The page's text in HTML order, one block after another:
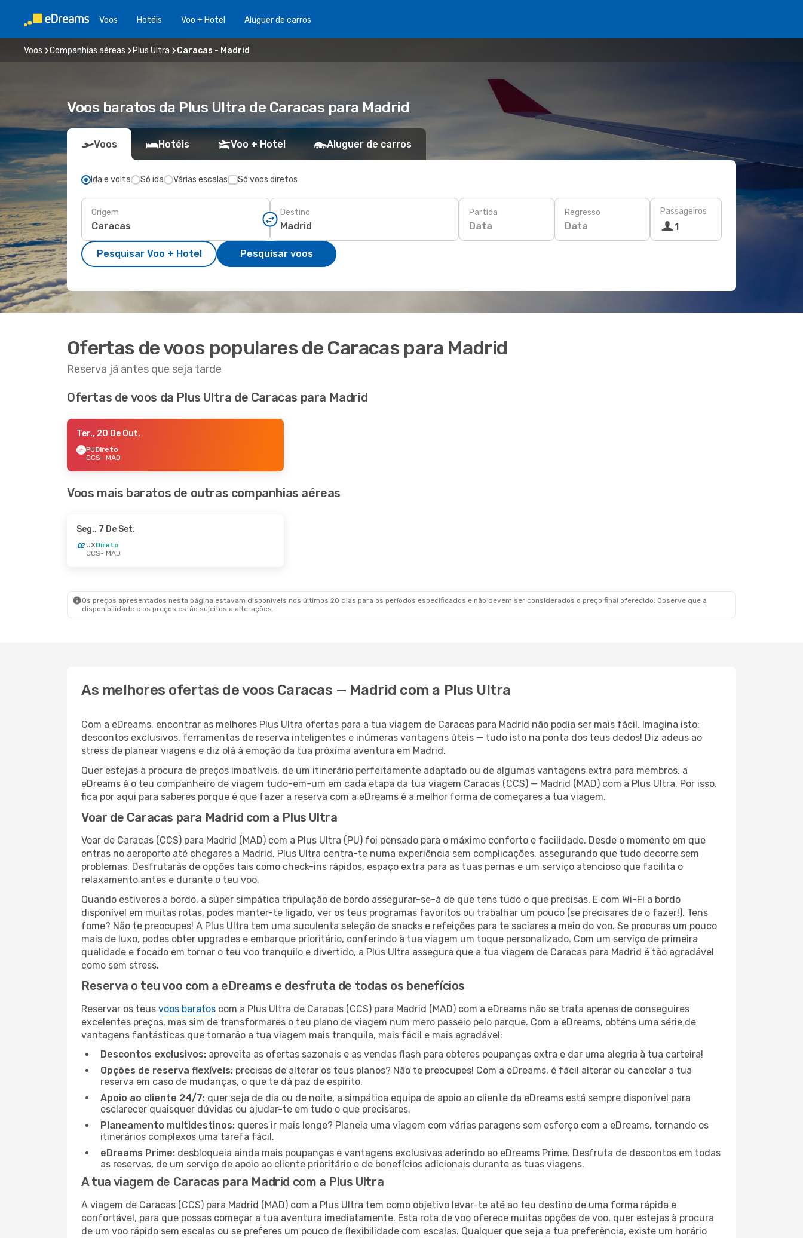
Voos Hotéis Voo + Hotel Aluguer de carros
Voos Companhias aéreas Plus Ultra Caracas - Madrid
Voos baratos da Plus Ultra de Caracas para Madrid
Voos Hotéis Voo + Hotel Aluguer de carros
Ida e volta Só ida Várias escalas Só voos diretos
Origem Destino Partida
Data
Regresso
Data
Passageiros
1
Pesquisar Voo + Hotel Pesquisar voos
Ofertas de voos populares de Caracas para Madrid
Reserva já antes que seja tarde
Ofertas de voos da Plus Ultra de Caracas para Madrid
Ter., 20 De Out.
PUDireto
CCS- MAD
Voos mais baratos de outras companhias aéreas
Seg., 7 De Set.
UXDireto
CCS- MAD
Os preços apresentados nesta página estavam disponíveis nos últimos 20 dias para os períodos especificados e não devem ser considerados o preço final oferecido. Observe que a
disponibilidade e os preços estão sujeitos a alterações.
As melhores ofertas de voos Caracas — Madrid com a Plus Ultra
Com a eDreams, encontrar as melhores Plus Ultra ofertas para a tua viagem de Caracas para Madrid não podia ser mais fácil. Imagina isto:
descontos exclusivos, ferramentas de reserva inteligentes e inúmeras vantagens úteis — tudo isto na ponta dos teus dedos! Diz adeus ao
stress de planear viagens e diz olá à emoção da tua próxima aventura em Madrid.
Quer estejas à procura de preços imbatíveis, de um itinerário perfeitamente adaptado ou de algumas vantagens extra para membros, a
eDreams é o teu companheiro de viagem tudo-em-um em cada etapa da tua viagem Caracas (CCS) — Madrid (MAD) com a Plus Ultra. Por isso,
fica por aqui para saberes porque é que fazer a reserva com a eDreams é a melhor forma de começares a tua viagem.
Voar de Caracas para Madrid com a Plus Ultra
Voar de Caracas (CCS) para Madrid (MAD) com a Plus Ultra (PU) foi pensado para o máximo conforto e facilidade. Desde o momento em que
entras no aeroporto até chegares a Madrid, Plus Ultra centra-te numa experiência sem complicações, assegurando que tudo decorre sem
problemas. Desfrutarás de opções tais como check-ins rápidos, espaço extra para as tuas pernas e um serviço atencioso que facilita o
relaxamento antes e durante o teu voo.
Quando estiveres a bordo, a súper simpática tripulação de bordo assegurar-se-á de que tens tudo o que precisas. E com Wi-Fi a bordo
disponível em muitas rotas, podes manter-te ligado, ver os teus programas favoritos ou trabalhar um pouco (se precisares de o fazer!). Tens
fome? Não te preocupes! A Plus Ultra tem uma suculenta seleção de snacks e refeições para te saciares a meio do voo. Se procuras um pouco
mais de luxo, podes obter upgrades e embarque prioritário, conferindo à tua viagem um toque personalizado. Com um serviço de primeira
qualidade e focado em tornar o teu voo tranquilo e divertido, a Plus Ultra assegura que a tua viagem de Caracas para Madrid é tão agradável
como sem stress.
Reserva o teu voo com a eDreams e desfruta de todas os benefícios
Reservar os teus voos baratos com a Plus Ultra de Caracas (CCS) para Madrid (MAD) com a eDreams não se trata apenas de conseguires
excelentes preços, mas sim de transformares o teu plano de viagem num mero passeio pelo parque. Com a eDreams, obténs uma série de
vantagens fantásticas que tornarão a tua viagem mais tranquila, mais fácil e mais agradável:
Descontos exclusivos: aproveita as ofertas sazonais e as vendas flash para obteres poupanças extra e dar uma alegria à tua carteira!
Opções de reserva flexíveis: precisas de alterar os teus planos? Não te preocupes! Com a eDreams, é fácil alterar ou cancelar a tua
reserva em caso de mudanças, o que te dá paz de espírito.
Apoio ao cliente 24/7: quer seja de dia ou de noite, a simpática equipa de apoio ao cliente da eDreams está sempre disponível para
esclarecer quaisquer dúvidas ou ajudar-te em tudo o que precisares.
Planeamento multidestinos: queres ir mais longe? Planeia uma viagem com várias paragens sem esforço com a eDreams, tornando os
itinerários complexos uma tarefa fácil.
eDreams Prime: desbloqueia ainda mais poupanças e vantagens exclusivas aderindo ao eDreams Prime. Desfruta de descontos em todas
as reservas, de um serviço de apoio ao cliente prioritário e de benefícios adicionais durante as tuas viagens.
A tua viagem de Caracas para Madrid com a Plus Ultra
A viagem de Caracas (CCS) para Madrid (MAD) com a Plus Ultra tem como objetivo levar-te até ao teu destino de uma forma rápida e
confortável, para que possas começar a tua aventura imediatamente. Esta rota de voo oferece muitas opções de voo, quer estejas à procura
de um voo rápido sem escalas ou se preferes um pouco de flexibilidade com escalas. Qualquer que seja a tua preferência, existe um horário